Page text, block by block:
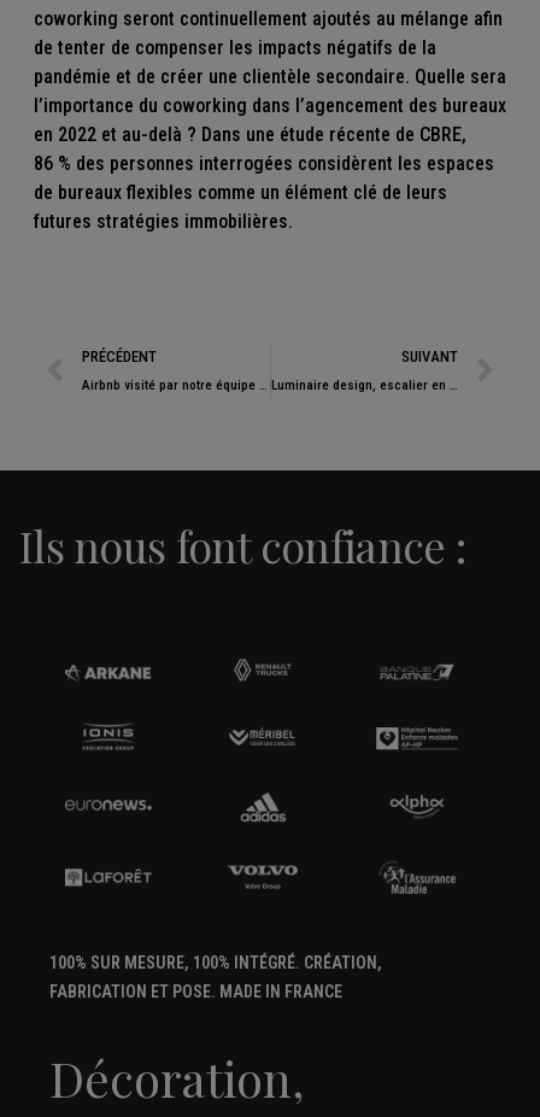
coworking seront continuellement ajoutés au mélange afin
de tenter de compenser les impacts négatifs de la
pandémie et de créer une clientèle secondaire. Quelle sera
l’importance du coworking dans l’agencement des bureaux
en 2022 et au-delà ? Dans une étude récente de CBRE,
86 % des personnes interrogées considèrent les espaces
de bureaux flexibles comme un élément clé de leurs
futures stratégies immobilières.
PRÉCÉDENT SUIVANT
Ils nous font confiance :
100% SUR MESURE, 100% INTÉGRÉ. CRÉATION,
FABRICATION ET POSE. MADE IN FRANCE
Décoration,